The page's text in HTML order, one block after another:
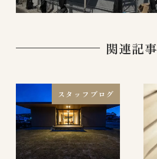
関連記事
スタッフブログ